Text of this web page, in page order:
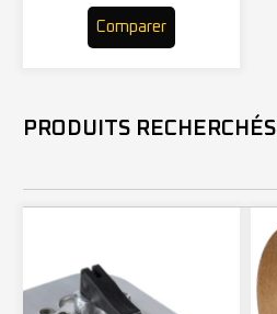
Comparer
PRODUITS RECHERCHÉS